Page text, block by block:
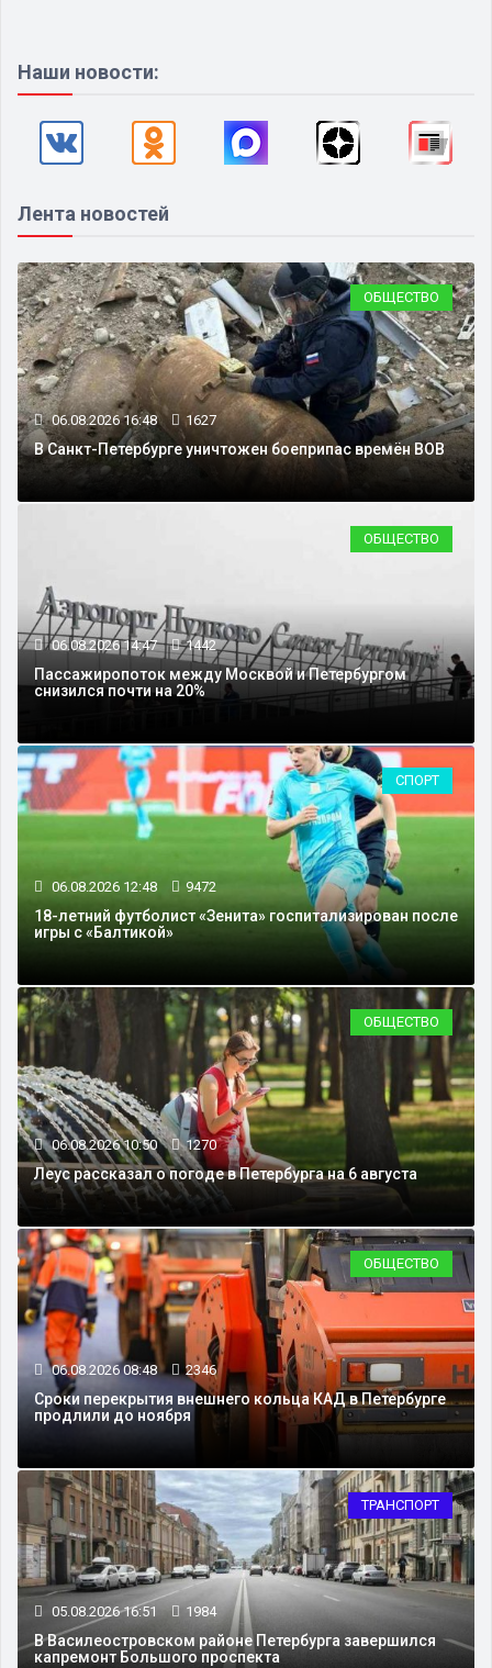
Наши новости:
Лента новостей
ОБЩЕСТВО
06.08.2026 16:48 1627
В Санкт-Петербурге уничтожен боеприпас времён ВОВ
ОБЩЕСТВО
06.08.2026 14:47 1442
Пассажиропоток между Москвой и Петербургом
снизился почти на 20%
СПОРТ
06.08.2026 12:48 9472
18-летний футболист «Зенита» госпитализирован после
игры с «Балтикой»
ОБЩЕСТВО
06.08.2026 10:50 1270
Леус рассказал о погоде в Петербурга на 6 августа
ОБЩЕСТВО
06.08.2026 08:48 2346
Сроки перекрытия внешнего кольца КАД в Петербурге
продлили до ноября
ТРАНСПОРТ
05.08.2026 16:51 1984
В Василеостровском районе Петербурга завершился
капремонт Большого проспекта